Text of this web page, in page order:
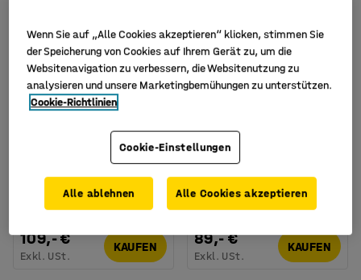
Verfügbar in verschiedenen
Hocker ATTEND,
schwarz/anthrazit
Art. Nr.:103952
109,- €
Exkl. USt.
KAUFEN
Verfügbar in verschiedenen
Ausführungen
Barhocker ALTUS, H 790
mm, silber/Birke
Art. Nr.:3631522
89,- €
Exkl. USt.
KAUFEN
Wenn Sie auf „Alle Cookies akzeptieren“ klicken, stimmen Sie
der Speicherung von Cookies auf Ihrem Gerät zu, um die
Websitenavigation zu verbessern, die Websitenutzung zu
analysieren und unsere Marketingbemühungen zu unterstützen.
Cookie-Richtlinien
Cookie-Einstellungen
Alle ablehnen Alle Cookies akzeptieren